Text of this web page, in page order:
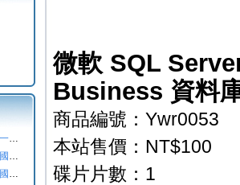
反詐騙人人有責 下單前一定要注意
[新品上架]114年下學期國小國中高中命題光碟,校用卷,習作
[新品上架]114年上學期國小國中高中命題光碟,校用卷,習作
微軟 SQL
Business 資料
商品編號：Ywr0053
本站售價：NT$100
碟片片數：1